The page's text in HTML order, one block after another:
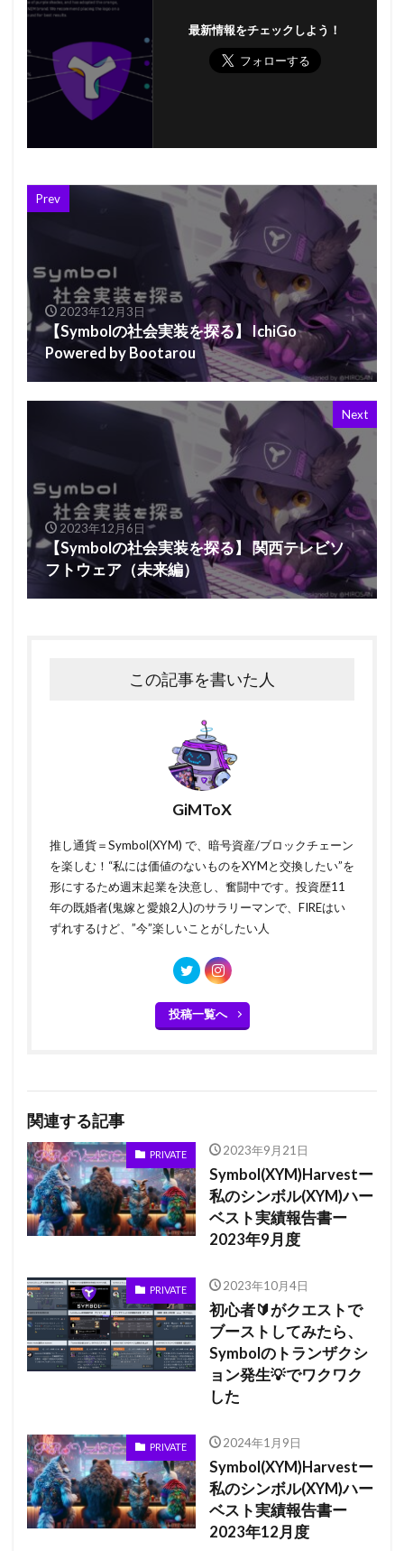
最新情報をチェックしよう！
Prev
2023年12月3日
【Symbolの社会実装を探る】 IchiGo
Powered by Bootarou
Next
2023年12月6日
【Symbolの社会実装を探る】 関西テレビソ
フトウェア（未来編）
この記事を書いた人
GiMToX
推し通貨＝Symbol(XYM) で、暗号資産/ブロックチェーン
を楽しむ！“私には価値のないものをXYMと交換したい”を
形にするため週末起業を決意し、奮闘中です。投資歴11
年の既婚者(鬼嫁と愛娘2人)のサラリーマンで、FIREはい
ずれするけど、”今”楽しいことがしたい人
投稿一覧へ
関連する記事
PRIVATE 2023年9月21日
Symbol(XYM)Harvestー
私のシンボル(XYM)ハー
ベスト実績報告書ー
2023年9月度
PRIVATE 2023年10月4日
初心者🔰がクエストで
ブーストしてみたら、
Symbolのトランザクシ
ョン発生💡でワクワク
した
PRIVATE 2024年1月9日
Symbol(XYM)Harvestー
私のシンボル(XYM)ハー
ベスト実績報告書ー
2023年12月度